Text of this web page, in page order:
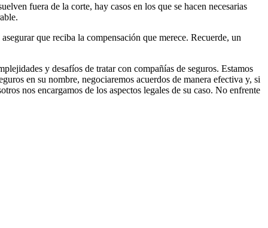
fuera de la corte, hay casos en los que se hacen necesarias
que reciba la compensación que merece. Recuerde, un
y desafíos de tratar con compañías de seguros. Estamos
en su nombre, negociaremos acuerdos de manera efectiva y, si
nos encargamos de los aspectos legales de su caso. No enfrente